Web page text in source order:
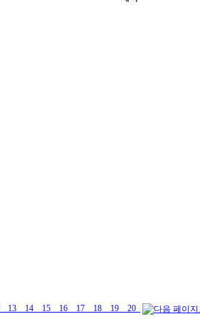
13 14 15 16 17 18 19 20